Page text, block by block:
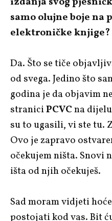
samo olujne boje na
elektroničke knjige?
Da. Što se tiče
od svega. Jedino što
godina je da objavim
straniciPCVCna dijelu
su to ugasili, vi ste tu.
Ovo je zapravo
očekujem ništa. Snovi
išta od njih očekuješ.
Sad moram vidjeti
postojati kod vas. Bit